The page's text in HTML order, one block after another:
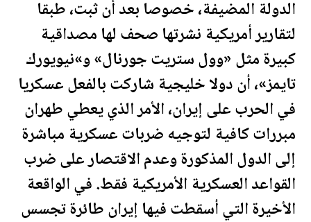
الدولة المضيفة، خصوصا بعد أن ثبت، طبقا
لتقارير أمريكية نشرتها صحف لها مصداقية
كبيرة مثل «وول ستريت جورنال» و»نيويورك
تايمز»، أن دولا خليجية شاركت بالفعل عسكريا
في الحرب على إيران، الأمر الذي يعطي طهران
مبررات كافية لتوجيه ضربات عسكرية مباشرة
إلى الدول المذكورة وعدم الاقتصار على ضرب
القواعد العسكرية الأمريكية فقط. في الواقعة
الأخيرة التي أسقطت فيها إيران طائرة تجسس